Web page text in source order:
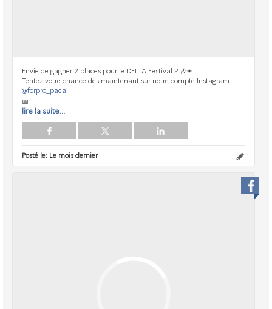
Envie de gagner 2 places pour le DELTA Festival ? 🎶☀
Tentez votre chance dès maintenant sur notre compte Instagram
@forpro_paca
📅
lire la suite...
Posté le: Le mois dernier